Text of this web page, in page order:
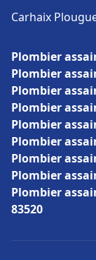
Carhaix
Plombier
Plombier
Plombier
Plombier
Plombier
Plombier
Plombier
Plombier
Plombier
83520